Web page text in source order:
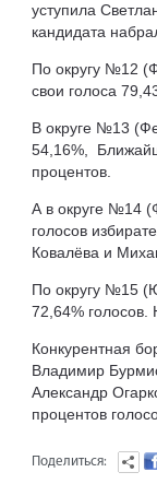
уступила
кандидата
По округу №12
свои голоса
В округе №13
54,16%,
процентов.
А в округе №14
голосов
Ковалёва и
По округу №15
72,64% голосов.
Конкурентная
Владимир
Александр
процентов
Поделиться: